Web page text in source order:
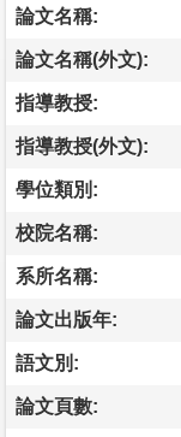
論文名稱:
論文名稱(外文):
指導教授:
指導教授(外文):
學位類別:
校院名稱:
系所名稱:
論文出版年:
語文別:
論文頁數: